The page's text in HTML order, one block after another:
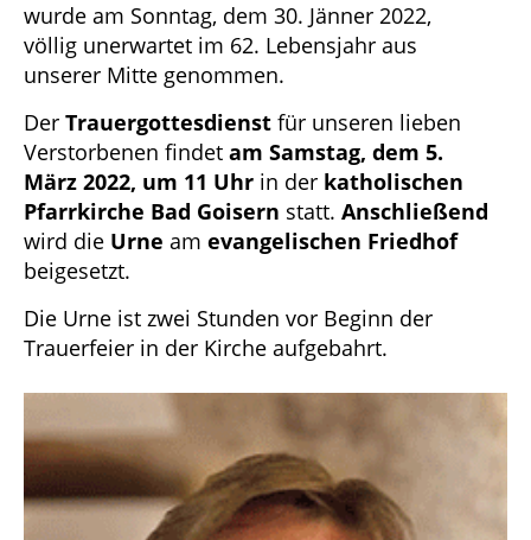
wurde am Sonntag, dem 30. Jänner 2022,
völlig unerwartet im 62. Lebensjahr aus
unserer Mitte genommen.
Der Trauergottesdienst für unseren lieben
Verstorbenen findet am Samstag, dem 5.
März 2022, um 11 Uhr in der katholischen
Pfarrkirche Bad Goisern statt. Anschließend
wird die Urne am evangelischen Friedhof
beigesetzt.
Die Urne ist zwei Stunden vor Beginn der
Trauerfeier in der Kirche aufgebahrt.